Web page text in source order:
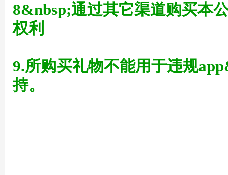
8&nbsp;通过其它渠道购买本
权利
9.所购买礼物不能用于违规
持。